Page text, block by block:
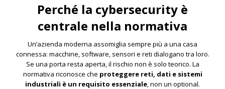
Perché la cybersecurity è
centrale nella normativa
Un’azienda moderna assomiglia sempre più a una casa
connessa: macchine, software, sensori e reti dialogano tra loro.
Se una porta resta aperta, il rischio non è solo teorico. La
normativa riconosce che proteggere reti, dati e sistemi
industriali è un requisito essenziale, non un optional.